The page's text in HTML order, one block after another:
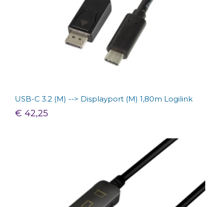
USB-C 3.2 (M) --> Displayport (M) 1,80m Logilink
€ 42,25